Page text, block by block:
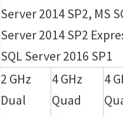
Server 2014 SP2, MS
Server 2014 SP2
SQL Server 2016 SP1
2 GHz
Dual
4 GHz
Quad
4